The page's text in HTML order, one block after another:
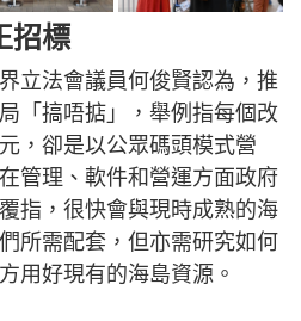
招標
立法會議員何俊賢認為，推
「搞唔掂」，舉例指每個改
，卻是以公眾碼頭模式營
管理、軟件和營運方面政府
指，很快會與現時成熟的海
所需配套，但亦需研究如何
用好現有的海島資源。